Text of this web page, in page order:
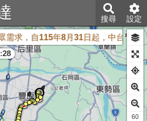
搜尋 設定
求，自115年8月31日起，中台灣客
60